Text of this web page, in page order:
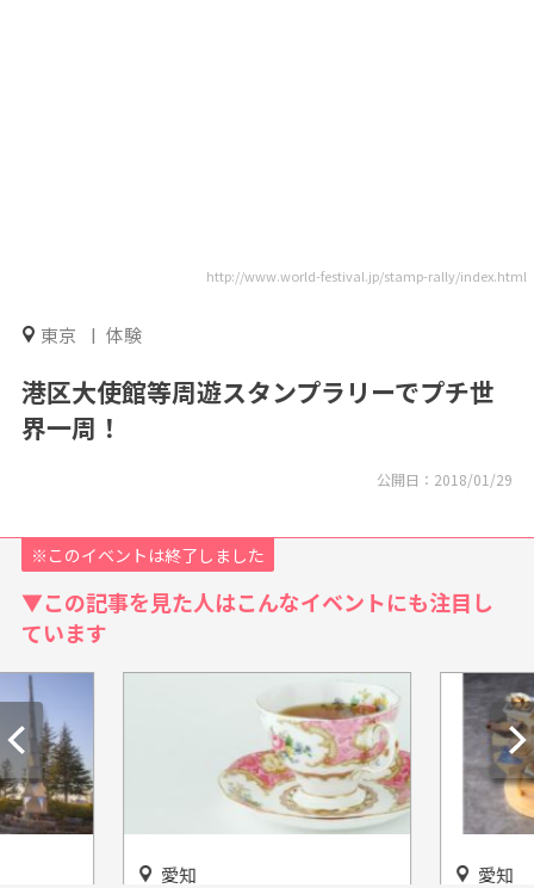
http://www.world-festival.jp/stamp-rally/index.html
東京 体験
港区大使館等周遊スタンプラリーでプチ世
界一周！
公開日： 2018/01/29
※このイベントは終了しました
▼この記事を見た人はこんなイベントにも注目し
ています
愛知 愛知